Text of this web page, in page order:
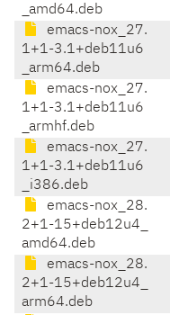
_amd64.deb
emacs-nox_27.
1+1-3.1+deb11u6
_arm64.deb
emacs-nox_27.
1+1-3.1+deb11u6
_armhf.deb
emacs-nox_27.
1+1-3.1+deb11u6
_i386.deb
emacs-nox_28.
2+1-15+deb12u4_
amd64.deb
emacs-nox_28.
2+1-15+deb12u4_
arm64.deb